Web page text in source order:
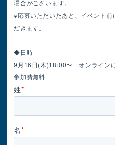
場合がございます。
※応募いただいたあと、イベント
だきます。
◆日時
9月16日(木)18:00〜 オンライン
参加費無料
姓*
名*